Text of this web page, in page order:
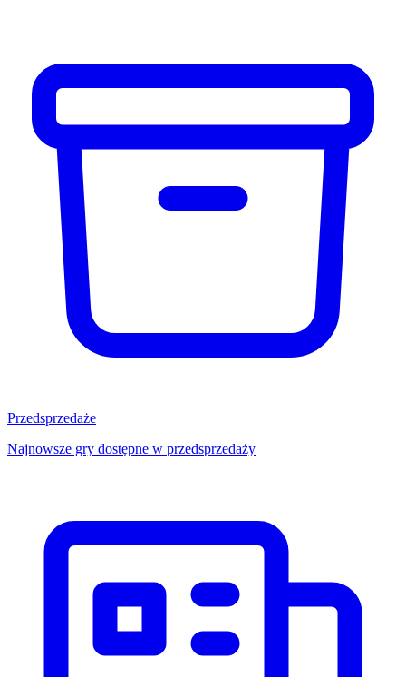
Przedsprzedaże
Najnowsze gry dostępne w przedsprzedaży